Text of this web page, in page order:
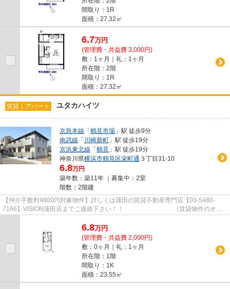
間取り：1R
面積：27.32㎡
6.7万円
(管理費・共益費 3,000円)
敷：1ヶ月｜礼：1ヶ月
所在階：2階
間取り：1R
面積：27.32㎡
賃貸｜アパート ユタカハイツ
京急本線 「鶴見市場 」駅 徒歩9分
南武線 「 川崎新町 」駅 徒歩19分
京浜東北線 「鶴見 」駅 徒歩19分
神奈川県横浜市鶴見区栄町通 ３丁目31-10
6.8万円
築年数：築11年 ｜募集中： 2室
階数：2階建
【仲介手数料9800円対象物件】詳しくは蒲田の賃貸不動産専門店【03-5480-
7166】VISION蒲田店までご連絡下さい！！ （賃貸物件のオス
スメポイント）バルコニー 敷金不要...
6.8万円
(管理費・共益費 2,000円)
敷：0ヶ月｜礼：1ヶ月
所在階：1階
間取り：1K
面積：23.55㎡